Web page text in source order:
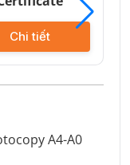
Chi tiết
A4-A0